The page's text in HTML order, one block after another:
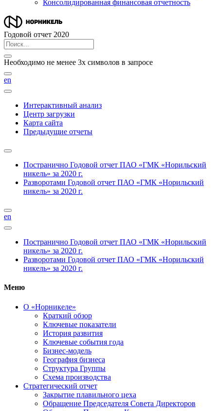
Консолидированная финансовая отчетность
Годовой отчет 2020
Необходимо не менее 3х символов в запросе
en
Интерактивный анализ
Центр загрузки
Карта сайта
Предыдущие отчеты
Постранично Годовой отчет ПАО «ГМК «Норильский
никель» за 2020 г.
Разворотами Годовой отчет ПАО «ГМК «Норильский
никель» за 2020 г.
en
Постранично Годовой отчет ПАО «ГМК «Норильский
никель» за 2020 г.
Разворотами Годовой отчет ПАО «ГМК «Норильский
никель» за 2020 г.
Меню
О «Норникеле»
Краткий обзор
Ключевые показатели
История развития
Ключевые события года
Бизнес-модель
География бизнеса
Структура Группы
Схема производства
Стратегический отчет
Закрытие плавильного цеха
Обращение Председателя Совета Директоров